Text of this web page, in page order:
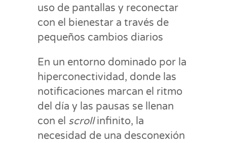
uso de pantallas y reconectar
con el bienestar a través de
pequeños cambios diarios
En un entorno dominado por la
hiperconectividad, donde las
notificaciones marcan el ritmo
del día y las pausas se llenan
con el scrollinfinito, la
necesidad de una desconexión